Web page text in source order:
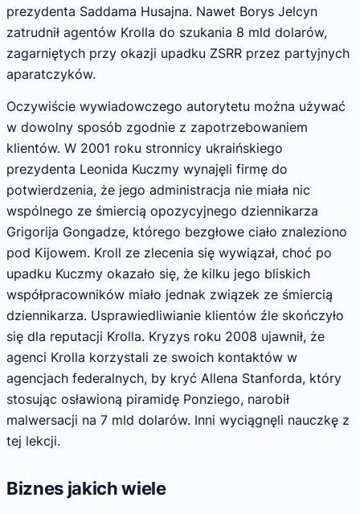
prezydenta Saddama Husajna. Nawet Borys Jelcyn
zatrudnił agentów Krolla do szukania 8 mld dolarów,
zagarniętych przy okazji upadku ZSRR przez partyjnych
aparatczyków.
Oczywiście wywiadowczego autorytetu można używać
w dowolny sposób zgodnie z zapotrzebowaniem
klientów. W 2001 roku stronnicy ukraińskiego
prezydenta Leonida Kuczmy wynajęli firmę do
potwierdzenia, że jego administracja nie miała nic
wspólnego ze śmiercią opozycyjnego dziennikarza
Grigorija Gongadze, którego bezgłowe ciało znaleziono
pod Kijowem. Kroll ze zlecenia się wywiązał, choć po
upadku Kuczmy okazało się, że kilku jego bliskich
współpracowników miało jednak związek ze śmiercią
dziennikarza. Usprawiedliwianie klientów źle skończyło
się dla reputacji Krolla. Kryzys roku 2008 ujawnił, że
agenci Krolla korzystali ze swoich kontaktów w
agencjach federalnych, by kryć Allena Stanforda, który
stosując osławioną piramidę Ponziego, narobił
malwersacji na 7 mld dolarów. Inni wyciągnęli nauczkę z
tej lekcji.
Biznes jakich wiele